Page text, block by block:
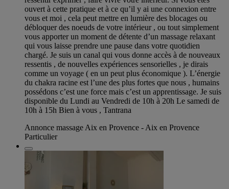
ouvert à cette pratique et à ce qu’il y ai une connexion entre
vous et moi , cela peut mettre en lumière des blocages ou
débloquer des noeuds de votre intérieur , ou tout simplement
vous apporter un moment de détente d’un massage relaxant
qui vous laisse prendre une pause dans votre quotidien
chargé. Je suis un canal qui vous donne accès à de nouveaux
ressentis , de nouvelles expériences sensorielles , je dirais
comme un voyage ( en un peut plus économique ). L’énergie
du chakra racine est l’une des plus fortes que nous , humains
possédons c’est une force mais c’est un apprentissage. Je suis
disponible du Lundi au Vendredi de 10h à 20h Le samedi de
10h à 15h Bien à vous , Tantrana
Annonce massage Aix en Provence - Aix en Provence
Particulier